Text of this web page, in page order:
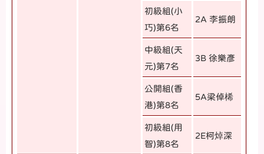
初級組(小
巧)第6名
2A 李振朗
中級組(天
元)第7名
3B 徐樂彥
公開組(香
港)第8名
5A梁倬桸
初級組(用
智)第8名
2E柯焯深